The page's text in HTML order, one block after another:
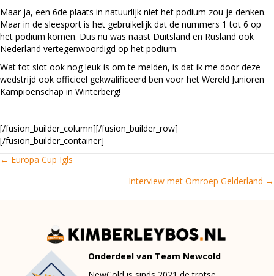
Maar ja, een 6de plaats in natuurlijk niet het podium zou je denken.
Maar in de sleesport is het gebruikelijk dat de nummers 1 tot 6 op
het podium komen. Dus nu was naast Duitsland en Rusland ook
Nederland vertegenwoordigd op het podium.
Wat tot slot ook nog leuk is om te melden, is dat ik me door deze
wedstrijd ook officieel gekwalificeerd ben voor het Wereld Junioren
Kampioenschap in Winterberg!
[/fusion_builder_column][/fusion_builder_row]
[/fusion_builder_container]
Posts
← Europa Cup Igls
Interview met Omroep Gelderland →
Onderdeel van Team Newcold